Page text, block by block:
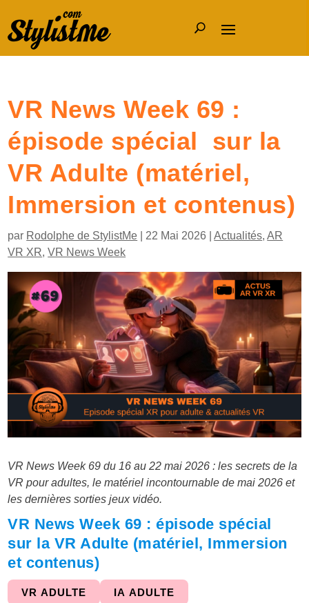
VR News Week 69 :
épisode spécial sur la
VR Adulte (matériel,
Immersion et contenus)
par Rodolphe de StylistMe 22 Mai 2026 |Actualités,AR
VR XR,VR News Week
VR News Week 69 du 16 au 22 mai 2026 : les secrets de la
VR pour adultes, le matériel incontournable de mai 2026 et
les dernières sorties jeux vidéo.
VR News Week 69 : épisode spécial
sur la VR Adulte (matériel, Immersion
et contenus)
VR ADULTE IA ADULTE